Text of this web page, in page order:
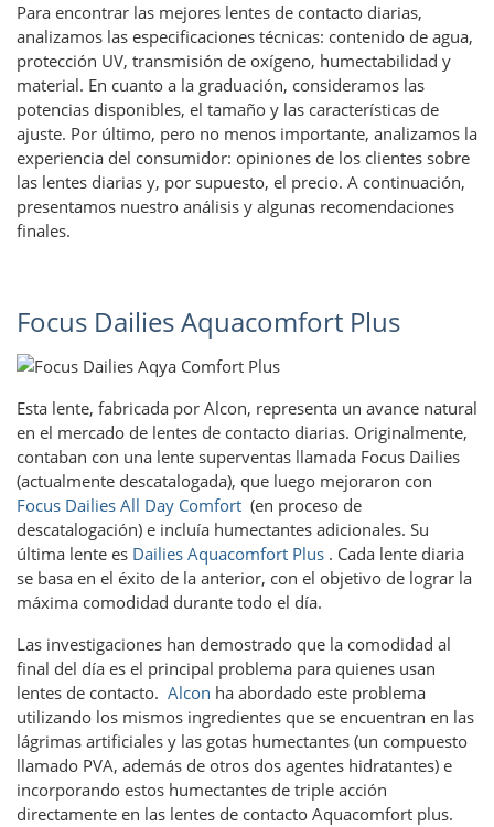
Para encontrar las mejores lentes de contacto diarias,
analizamos las especificaciones técnicas: contenido de agua,
protección UV, transmisión de oxígeno, humectabilidad y
material. En cuanto a la graduación, consideramos las
potencias disponibles, el tamaño y las características de
ajuste. Por último, pero no menos importante, analizamos la
experiencia del consumidor: opiniones de los clientes sobre
las lentes diarias y, por supuesto, el precio. A continuación,
presentamos nuestro análisis y algunas recomendaciones
finales.
Focus Dailies Aquacomfort Plus
Esta lente, fabricada por Alcon, representa un avance natural
en el mercado de lentes de contacto diarias. Originalmente,
contaban con una lente superventas llamada Focus Dailies
(actualmente descatalogada), que luego mejoraron con
Focus Dailies All Day Comfort (en proceso de
descatalogación) e incluía humectantes adicionales. Su
última lente es Dailies Aquacomfort Plus . Cada lente diaria
se basa en el éxito de la anterior, con el objetivo de lograr la
máxima comodidad durante todo el día.
Las investigaciones han demostrado que la comodidad al
final del día es el principal problema para quienes usan
lentes de contacto. Alcon ha abordado este problema
utilizando los mismos ingredientes que se encuentran en las
lágrimas artificiales y las gotas humectantes (un compuesto
llamado PVA, además de otros dos agentes hidratantes) e
incorporando estos humectantes de triple acción
directamente en las lentes de contacto Aquacomfort plus.